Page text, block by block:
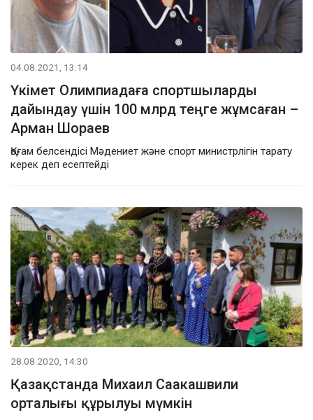
04.08.2021, 13:14
Үкімет Олимпиадаға спортшыларды
дайындау үшін 100 млрд теңге жұмсаған –
Арман Шораев
Қоғам белсендісі Мәдениет және спорт министрлігін тарату
керек деп есептейді
28.08.2020, 14:30
Қазақстанда Михаил Саакашвили
орталығы құрылуы мүмкін